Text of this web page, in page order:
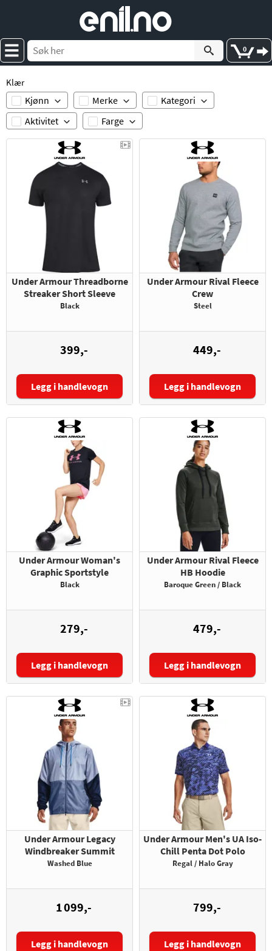
enil no
0
Klær
Kjønn Merke
Kategori
Aktivitet
Farge
Under Armour Threadborne
Streaker Short Sleeve
Black
399,-
Størrelse:
Legg i handlevogn
Under Armour Rival Fleece
Crew
Steel
449,-
Størrelse:
Legg i handlevogn
Under Armour Woman's
Graphic Sportstyle
Black
279,-
Størrelse:
Legg i handlevogn
Under Armour Rival Fleece
HB Hoodie
Baroque Green / Black
479,-
Størrelse:
Legg i handlevogn
Under Armour Legacy
Windbreaker Summit
Washed Blue
1 099,-
Størrelse:
Legg i handlevogn
Under Armour Men's UA Iso-
Chill Penta Dot Polo
Regal / Halo Gray
799,-
Størrelse:
Legg i handlevogn